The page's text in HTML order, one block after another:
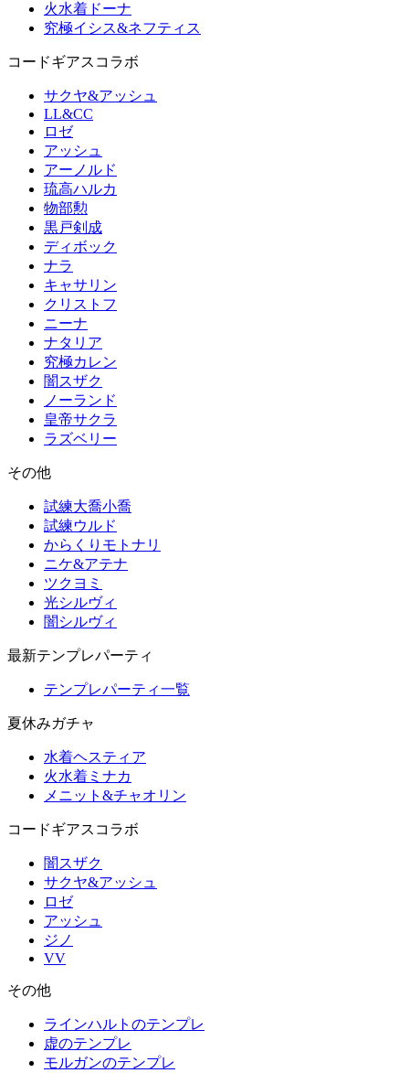
火水着ドーナ
究極イシス&ネフティス
コードギアスコラボ
サクヤ&アッシュ
LL&CC
ロゼ
アッシュ
アーノルド
琉高ハルカ
物部勲
黒戸剣成
ディボック
ナラ
キャサリン
クリストフ
ニーナ
ナタリア
究極カレン
闇スザク
ノーランド
皇帝サクラ
ラズベリー
その他
試練大喬小喬
試練ウルド
からくりモトナリ
ニケ&アテナ
ツクヨミ
光シルヴィ
闇シルヴィ
最新テンプレパーティ
テンプレパーティ一覧
夏休みガチャ
水着ヘスティア
火水着ミナカ
メニット&チャオリン
コードギアスコラボ
闇スザク
サクヤ&アッシュ
ロゼ
アッシュ
ジノ
VV
その他
ラインハルトのテンプレ
虚のテンプレ
モルガンのテンプレ